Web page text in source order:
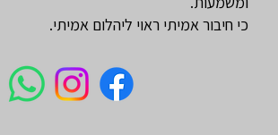
כי חיבור אמיתי ראוי ליהלום אמיתי.